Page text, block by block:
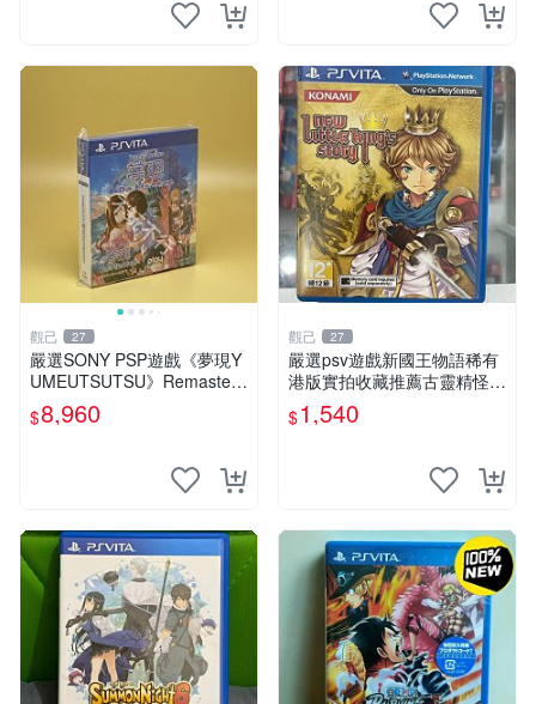
觀己 27
嚴選SONY PSP遊戲《夢現Y
UMEUTSUTSU》Remastere
d收藏版，英語原裝全新未開
盒，附贈特典 夢現 YUMEUT
$8,960
觀己 27
嚴選psv遊戲新國王物語稀有
港版實拍收藏推薦古靈精怪角
色扮演電玩 psv 新國王物語
港版 psv 游戲
$1,540